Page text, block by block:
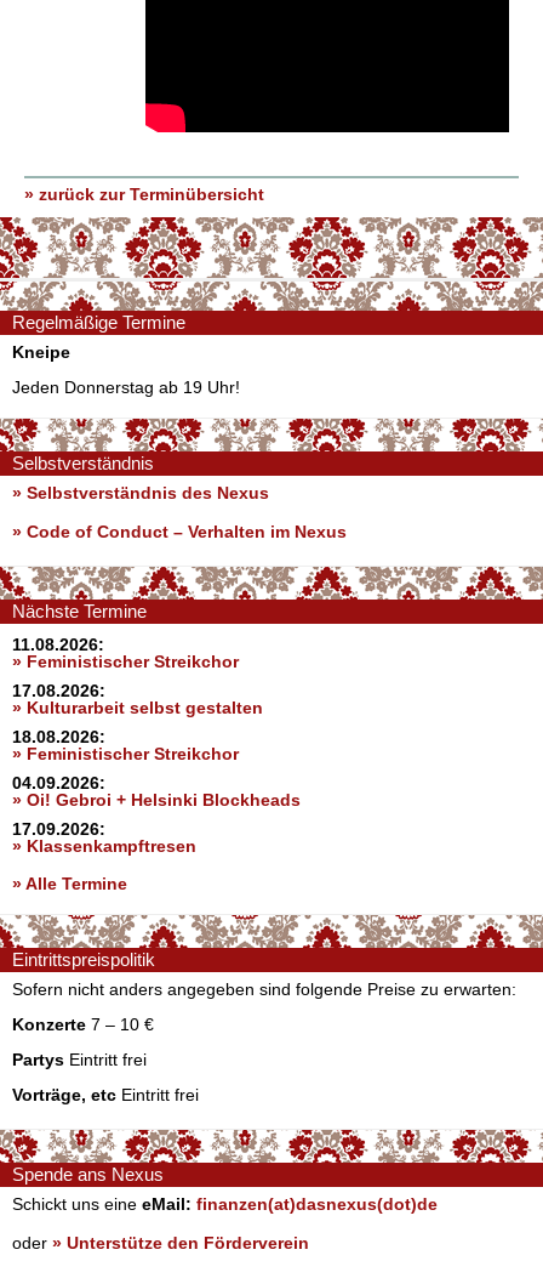
» zurück zur Terminübersicht
Regelmäßige Termine
Kneipe
Jeden Donnerstag ab 19 Uhr!
Selbstverständnis
» Selbstverständnis des Nexus
» Code of Conduct – Verhalten im Nexus
Nächste Termine
11.08.2026:
» Feministischer Streikchor
17.08.2026:
» Kulturarbeit selbst gestalten
18.08.2026:
» Feministischer Streikchor
04.09.2026:
» Oi! Gebroi + Helsinki Blockheads
17.09.2026:
» Klassenkampftresen
» Alle Termine
Eintrittspreispolitik
Sofern nicht anders angegeben sind folgende Preise zu erwarten:
Konzerte 7 – 10 €
Partys Eintritt frei
Vorträge, etc Eintritt frei
Spende ans Nexus
Schickt uns eine eMail: finanzen(at)dasnexus(dot)de
oder » Unterstütze den Förderverein